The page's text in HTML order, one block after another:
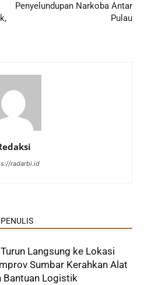
Penyelundupan Narkoba Antar
Pulau
radarbi.id
Langsung ke Lokasi
Sumbar Kerahkan Alat
Bantuan Logistik